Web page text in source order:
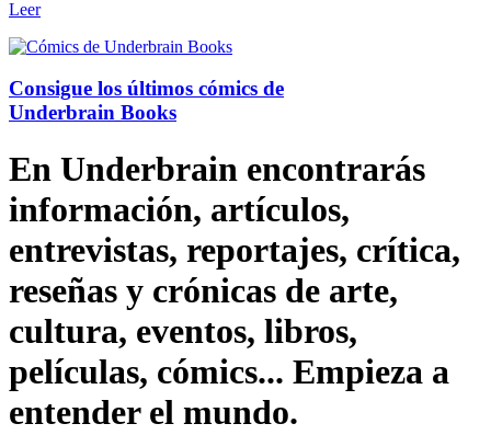
Leer
Consigue los últimos cómics de
Underbrain Books
En Underbrain encontrarás
información, artículos,
entrevistas, reportajes, crítica,
reseñas y crónicas de arte,
cultura, eventos, libros,
películas, cómics... Empieza a
entender el mundo.